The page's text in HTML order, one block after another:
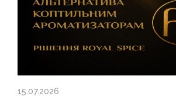
15.07.2026